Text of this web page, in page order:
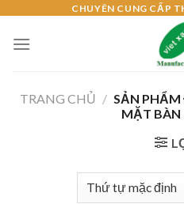
content
CHUYÊN CUNG CẤP
TRANG CHỦ / SẢN
MẶT BÀN